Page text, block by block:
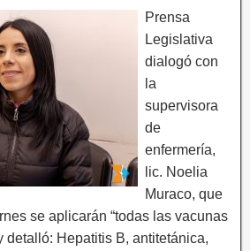
Prensa
Legislativa
dialogó con
la
supervisora
de
enfermería,
lic. Noelia
Muraco, que
se aplicarán “todas las vacunas
detalló: Hepatitis B, antitetánica,